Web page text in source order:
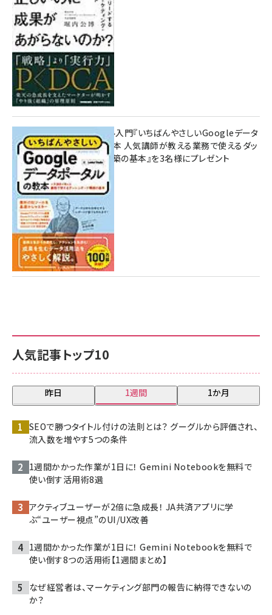
人気記事トップ10
昨日 1週間 1か月
SEOで勝つタイトル付けの法則とは？ グーグルから評価され、
流入数を増やす5つの条件
1週間かかった作業が1日に！ Gemini Notebookを無料で
使い倒す活用術8選
アクティブユーザーが2倍に急成長！ JA共済アプリに学
ぶ“ユーザー視点”のUI/UX改善
1週間かかった作業が1日に！ Gemini Notebookを無料で
使い倒す8つの活用術【1週間まとめ】
なぜ経営者は、マーケティング部門の報告に納得できないの
か？
10:00
無料BIツール入門『いちばんやさしいGoogleデータ
ポータルの教本 人気講師が教える業務で使えるダッ
シュボード構築の基本』を3名様にプレゼント
7月31日 10:00